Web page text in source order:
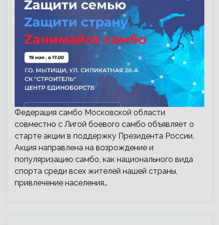
Федерация самбо Московской области
совместно с Лигой боевого самбо объявляет о
старте акции в поддержку Президента России.
Акция направлена на возрождение и
популяризацию самбо, как национального вида
спорта среди всех жителей нашей страны,
привлечение населения…